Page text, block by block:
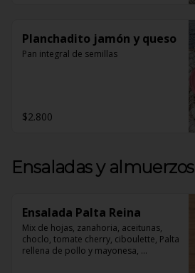
Planchadito jamón y queso
Pan integral de semillas
$2.800
Ensaladas y almuerzos
Ensalada Palta Reina
Mix de hojas, zanahoria, aceitunas,
choclo, tomate cherry, ciboulette, Palta
rellena de pollo y mayonesa,